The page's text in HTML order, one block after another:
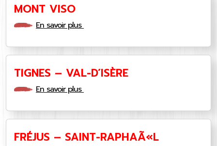
MONT VISO
En savoir plus
TIGNES – VAL-D’ISÈRE
En savoir plus
FRÉJUS – SAINT-RAPHAÃ«L